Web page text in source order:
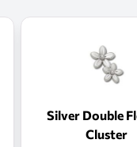
Silver Double
Cluster